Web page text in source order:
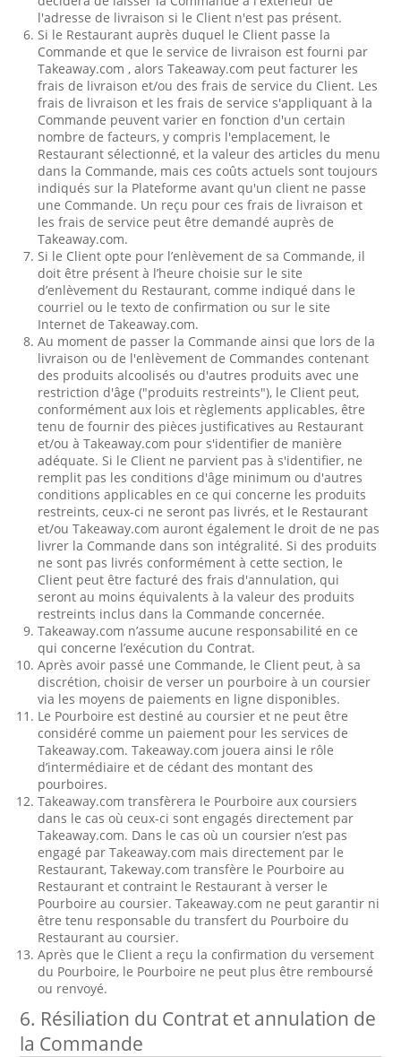
l'adresse de livraison si le Client n'est pas présent.
Si le Restaurant auprès duquel le Client passe la
Commande et que le service de livraison est fourni par
Takeaway.com , alors Takeaway.com peut facturer les
frais de livraison et/ou des frais de service du Client. Les
frais de livraison et les frais de service s'appliquant à la
Commande peuvent varier en fonction d'un certain
nombre de facteurs, y compris l'emplacement, le
Restaurant sélectionné, et la valeur des articles du menu
dans la Commande, mais ces coûts actuels sont toujours
indiqués sur la Plateforme avant qu'un client ne passe
une Commande. Un reçu pour ces frais de livraison et
les frais de service peut être demandé auprès de
Takeaway.com.
Si le Client opte pour l’enlèvement de sa Commande, il
doit être présent à l’heure choisie sur le site
d’enlèvement du Restaurant, comme indiqué dans le
courriel ou le texto de confirmation ou sur le site
Internet de Takeaway.com.
Au moment de passer la Commande ainsi que lors de la
livraison ou de l'enlèvement de Commandes contenant
des produits alcoolisés ou d'autres produits avec une
restriction d'âge ("produits restreints"), le Client peut,
conformément aux lois et règlements applicables, être
tenu de fournir des pièces justificatives au Restaurant
et/ou à Takeaway.com pour s'identifier de manière
adéquate. Si le Client ne parvient pas à s'identifier, ne
remplit pas les conditions d'âge minimum ou d'autres
conditions applicables en ce qui concerne les produits
restreints, ceux-ci ne seront pas livrés, et le Restaurant
et/ou Takeaway.com auront également le droit de ne pas
livrer la Commande dans son intégralité. Si des produits
ne sont pas livrés conformément à cette section, le
Client peut être facturé des frais d'annulation, qui
seront au moins équivalents à la valeur des produits
restreints inclus dans la Commande concernée.
Takeaway.com n’assume aucune responsabilité en ce
qui concerne l’exécution du Contrat.
Après avoir passé une Commande, le Client peut, à sa
discrétion, choisir de verser un pourboire à un coursier
via les moyens de paiements en ligne disponibles.
Le Pourboire est destiné au coursier et ne peut être
considéré comme un paiement pour les services de
Takeaway.com. Takeaway.com jouera ainsi le rôle
d’intermédiaire et de cédant des montant des
pourboires.
Takeaway.com transfèrera le Pourboire aux coursiers
dans le cas où ceux-ci sont engagés directement par
Takeaway.com. Dans le cas où un coursier n’est pas
engagé par Takeaway.com mais directement par le
Restaurant, Takeway.com transfère le Pourboire au
Restaurant et contraint le Restaurant à verser le
Pourboire au coursier. Takeaway.com ne peut garantir ni
être tenu responsable du transfert du Pourboire du
Restaurant au coursier.
Après que le Client a reçu la confirmation du versement
du Pourboire, le Pourboire ne peut plus être remboursé
ou renvoyé.
6. Résiliation du Contrat et annulation de
la Commande